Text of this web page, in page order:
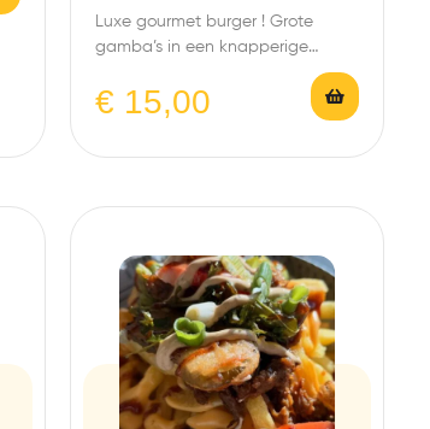
(Gamba’s)
Luxe gourmet burger ! Grote
gamba’s in een knapperige
korstje tussen een zacht brioche
broodje…
€ 15,00